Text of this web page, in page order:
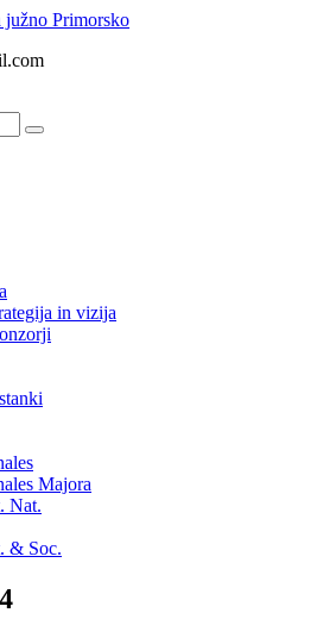
in vizija
Majora
Nat.
& Soc.